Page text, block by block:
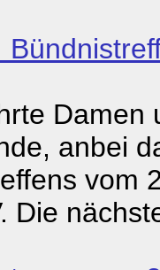
Damen
anbei
vom
Die